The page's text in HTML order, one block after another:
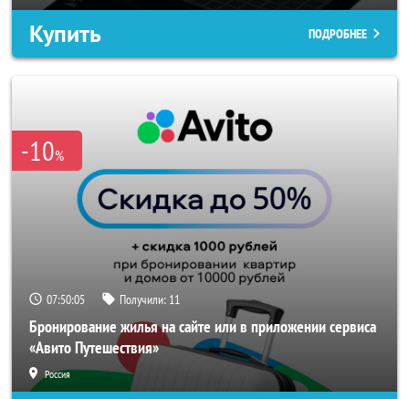
Купить ПОДРОБНЕЕ
-10%
07:50:02 Получили: 11
Бронирование жилья на сайте или в приложении сервиса
«Авито Путешествия»
Россия